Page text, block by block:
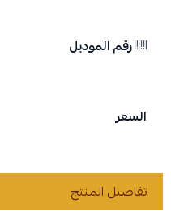
رقم الموديل
السعر
تفاصيل المنتج